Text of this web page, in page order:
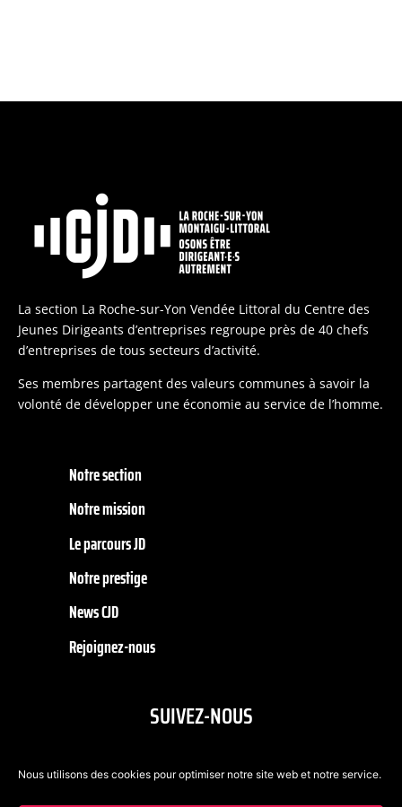
Nous utilisons des cookies pour optimiser notre site web et notre service.
La section La Roche-sur-Yon Vendée Littoral du Centre des
Jeunes Dirigeants d’entreprises regroupe près de 40 chefs
d’entreprises de tous secteurs d’activité.
Ses membres partagent des valeurs communes à savoir la
volonté de développer une économie au service de l’homme.
Notre section
Notre mission
Le parcours JD
Notre prestige
News CJD
Rejoignez-nous
SUIVEZ-NOUS